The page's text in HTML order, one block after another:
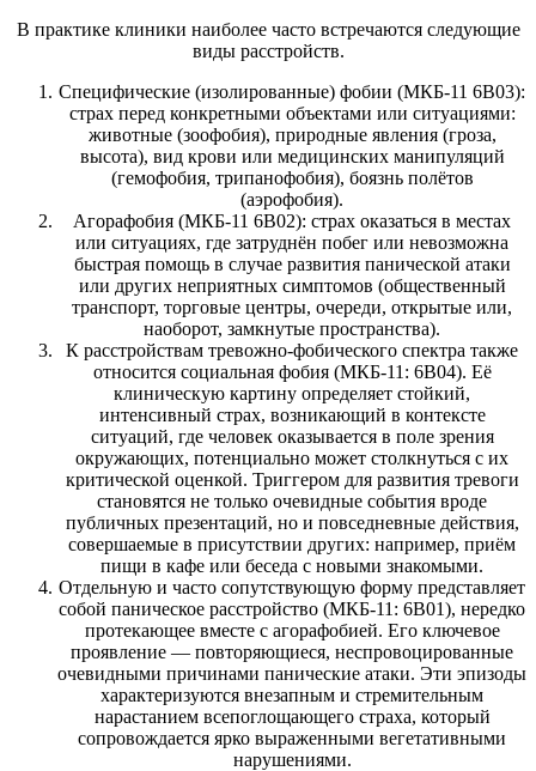
В практике клиники наиболее часто встречаются следующие
виды расстройств.
Специфические (изолированные) фобии (МКБ-11 6B03):
страх перед конкретными объектами или ситуациями:
животные (зоофобия), природные явления (гроза,
высота), вид крови или медицинских манипуляций
(гемофобия, трипанофобия), боязнь полётов
(аэрофобия).
Агорафобия (МКБ-11 6B02): страх оказаться в местах
или ситуациях, где затруднён побег или невозможна
быстрая помощь в случае развития панической атаки
или других неприятных симптомов (общественный
транспорт, торговые центры, очереди, открытые или,
наоборот, замкнутые пространства).
К расстройствам тревожно-фобического спектра также
относится социальная фобия (МКБ-11: 6B04). Её
клиническую картину определяет стойкий,
интенсивный страх, возникающий в контексте
ситуаций, где человек оказывается в поле зрения
окружающих, потенциально может столкнуться с их
критической оценкой. Триггером для развития тревоги
становятся не только очевидные события вроде
публичных презентаций, но и повседневные действия,
совершаемые в присутствии других: например, приём
пищи в кафе или беседа с новыми знакомыми.
Отдельную и часто сопутствующую форму представляет
собой паническое расстройство (МКБ-11: 6B01), нередко
протекающее вместе с агорафобией. Его ключевое
проявление — повторяющиеся, неспровоцированные
очевидными причинами панические атаки. Эти эпизоды
характеризуются внезапным и стремительным
нарастанием всепоглощающего страха, который
сопровождается ярко выраженными вегетативными
нарушениями.